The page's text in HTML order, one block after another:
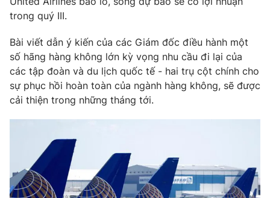
Thị trường
Tư vấn
Lịch phát sóng
Chuyên mục khác
Emagazine Podcast
Photo Infographic
Shorts video
VTV Money VTV Thể thao
trong quý III.
Bài viết dẫn ý kiến của các Giám đốc điều hành một
số hãng hàng không lớn kỳ vọng nhu cầu đi lại của
các tập đoàn và du lịch quốc tế - hai trụ cột chính cho
sự phục hồi hoàn toàn của ngành hàng không, sẽ được
cải thiện trong những tháng tới.